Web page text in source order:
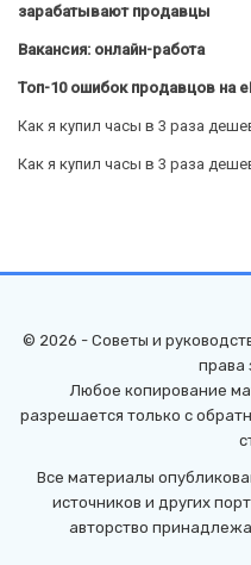
зарабатывают продавцы
Вакансия: онлайн-работа
Топ-10 ошибок продавцов на
Как я купил часы в 3 раза
Как я купил часы в 3 раза
© 2026 - Советы и
права
Любое копирование
разрешается только с
Все материалы
источников и других
авторство